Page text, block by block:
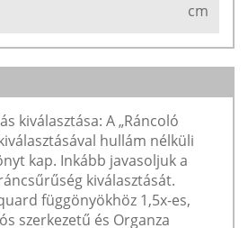
cm
kiválasztása: A „Ráncoló
hullám nélküli
kap. Inkább javasoljuk a
kiválasztását.
függönyökhöz 1,5x-es,
szerkezetű és Organza